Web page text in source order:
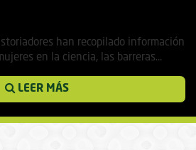
han recopilado información
en la ciencia, las barreras...
LEER MÁS